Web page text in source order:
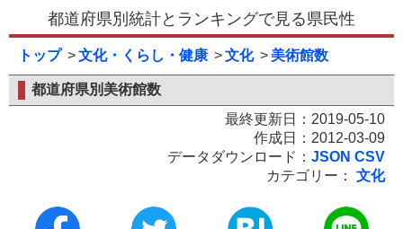
都道府県別統計とランキングで見る県民性
トップ 文化・くらし・健康 文化 美術館数
都道府県別美術館数
最終更新日：2019-05-10
作成日：2012-03-09
データダウンロード： JSON CSV
カテゴリー：
文化